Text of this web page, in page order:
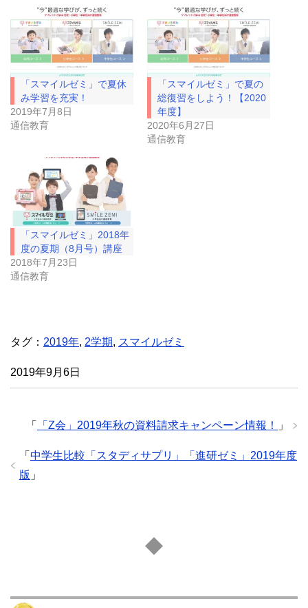
て
w
i
t
t
e
で
共
有
(
新
し
い
ド
ウ
で
開
き
ま
す
)
o
o
k
で
共
有
す
る
に
は
ク
リ
ッ
だ
(
新
い
ウ
ィ
ン
ド
ウ
で
「スマイルゼミ」で夏休
み学習を充実！
2019年7月8日
通信教育
「スマイルゼミ」で夏の
総復習をしよう！【2020
年度】
2020年6月27日
通信教育
「スマイルゼミ」2018年
度の夏期（8月号）講座
2018年7月23日
通信教育
タグ： 2019年, 2学期, スマイルゼミ
2019年9月6日
「 「Z会」2019年秋の資料請求キャンペーン情報！ 」
「 中学生比較「スタディサプリ」「進研ゼミ」2019年度
版 」